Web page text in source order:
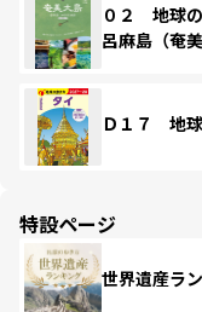
０２ 地球
呂麻島（奄
Ｄ１７ 地
特設ページ
世界遺産ラ